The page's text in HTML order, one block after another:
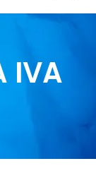
IVA